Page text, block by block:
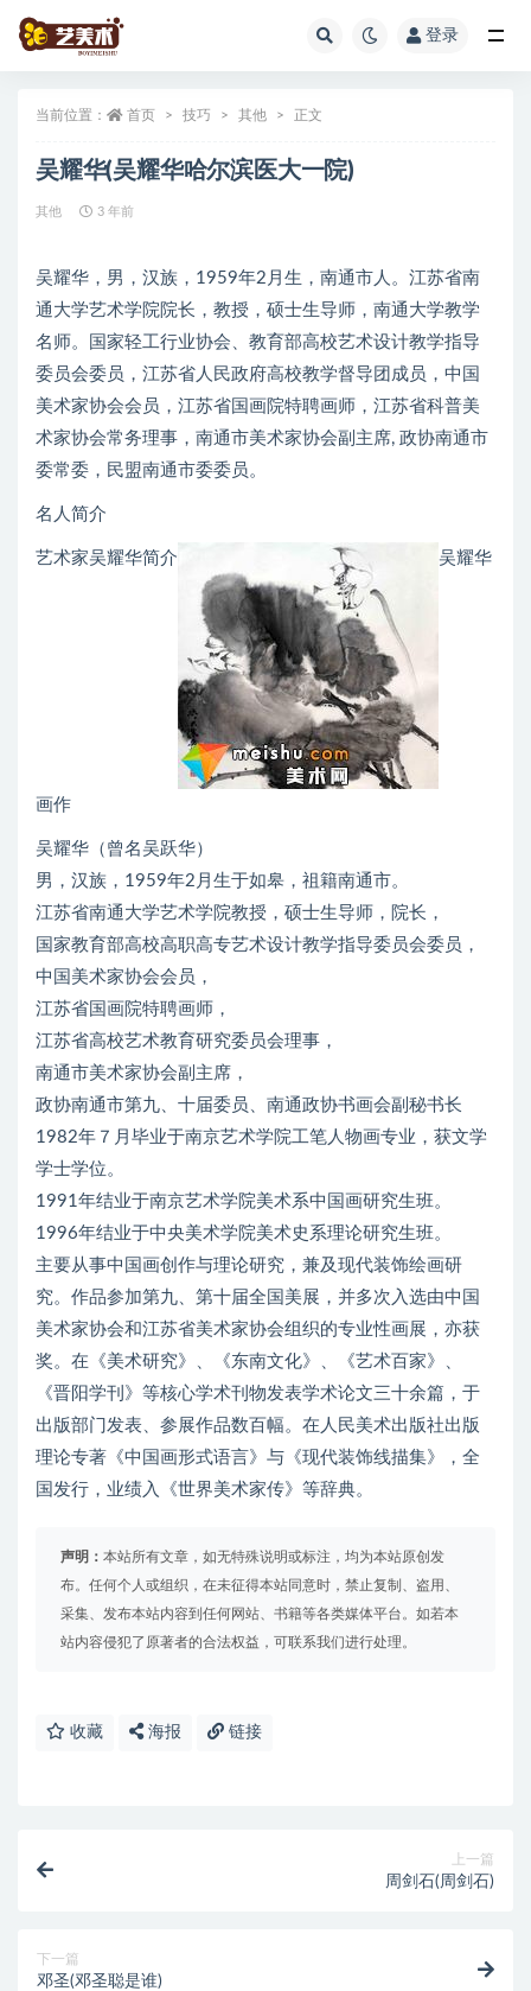
登录
当前位置： 首页 技巧 其他 正文
吴耀华(吴耀华哈尔滨医大一院)
其他 3 年前
吴耀华，男，汉族，1959年2月生，南通市人。江苏省南
通大学艺术学院院长，教授，硕士生导师，南通大学教学
名师。国家轻工行业协会、教育部高校艺术设计教学指导
委员会委员，江苏省人民政府高校教学督导团成员，中国
美术家协会会员，江苏省国画院特聘画师，江苏省科普美
术家协会常务理事，南通市美术家协会副主席, 政协南通市
委常委，民盟南通市委委员。
名人简介
艺术家吴耀华简介 吴耀华
画作
吴耀华（曾名吴跃华）
男，汉族，1959年2月生于如皋，祖籍南通市。
江苏省南通大学艺术学院教授，硕士生导师，院长，
国家教育部高校高职高专艺术设计教学指导委员会委员，
中国美术家协会会员，
江苏省国画院特聘画师，
江苏省高校艺术教育研究委员会理事，
南通市美术家协会副主席，
政协南通市第九、十届委员、南通政协书画会副秘书长
1982年７月毕业于南京艺术学院工笔人物画专业，获文学
学士学位。
1991年结业于南京艺术学院美术系中国画研究生班。
1996年结业于中央美术学院美术史系理论研究生班。
主要从事中国画创作与理论研究，兼及现代装饰绘画研
究。作品参加第九、第十届全国美展，并多次入选由中国
美术家协会和江苏省美术家协会组织的专业性画展，亦获
奖。在《美术研究》、《东南文化》、《艺术百家》、
《晋阳学刊》等核心学术刊物发表学术论文三十余篇，于
出版部门发表、参展作品数百幅。在人民美术出版社出版
理论专著《中国画形式语言》与《现代装饰线描集》，全
国发行，业绩入《世界美术家传》等辞典。
声明： 本站所有文章，如无特殊说明或标注，均为本站原创发
布。任何个人或组织，在未征得本站同意时，禁止复制、盗用、
采集、发布本站内容到任何网站、书籍等各类媒体平台。如若本
站内容侵犯了原著者的合法权益，可联系我们进行处理。
收藏 海报 链接
上一篇
周剑石(周剑石)
下一篇
邓圣(邓圣聪是谁)